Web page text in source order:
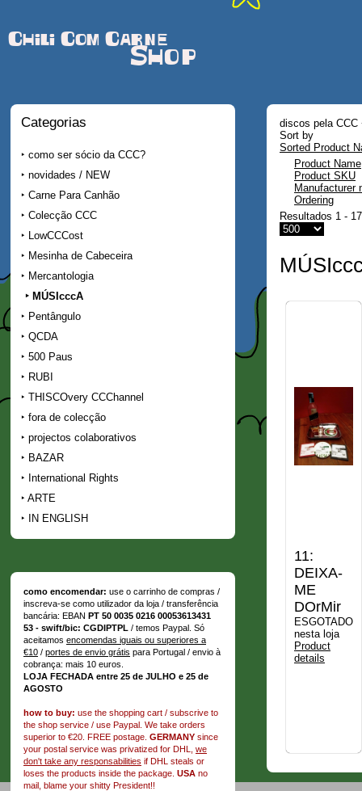
Chili Com Carne
Shop
Categorias
como ser sócio da CCC?
novidades / NEW
Carne Para Canhão
Colecção CCC
LowCCCost
Mesinha de Cabeceira
Mercantologia
MÚSIcccA
Pentângulo
QCDA
500 Paus
RUBI
THISCOvery CCChannel
fora de colecção
projectos colaborativos
BAZAR
International Rights
ARTE
IN ENGLISH
como encomendar: use o carrinho de compras /
inscreva-se como utilizador da loja / transferência
bancária: EBAN PT 50 0035 0216 00053613431
53 - swift/bic: CGDIPTPL / temos Paypal. Só
aceitamos encomendas iguais ou superiores a
€10 / portes de envio grátis para Portugal / envio à
cobrança: mais 10 euros.
LOJA FECHADA entre 25 de JULHO e 25 de
AGOSTO
how to buy: use the shopping cart / subscrive to
the shop service / use Paypal. We take orders
superior to €20. FREE postage. GERMANY since
your postal service was privatized for DHL, we
don't take any responsabilities if DHL steals or
loses the products inside the package. USA no
mail, blame your shitty President!!
discos pela
Sort by
Sorted Product
Product Name
Product SKU
Manufacturer
Ordering
Resultados 1 -
11:
DEIXA-
ME
DOrMir
ESGOTADO
nesta loja
Product
details